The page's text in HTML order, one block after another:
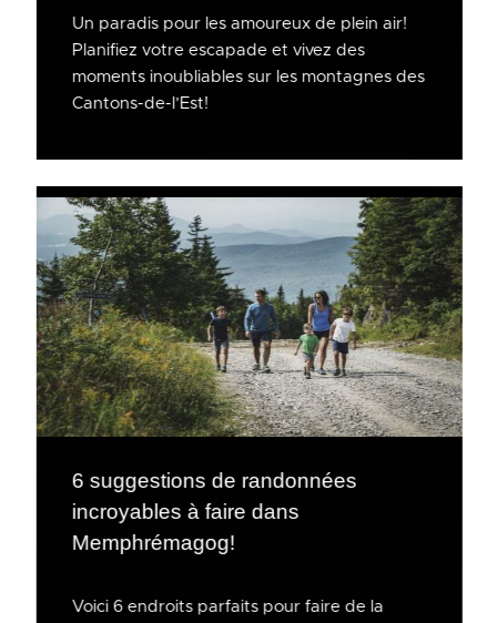
Un paradis pour les amoureux de plein air!
Planifiez votre escapade et vivez des
moments inoubliables sur les montagnes des
Cantons-de-l’Est!
6 suggestions de randonnées
incroyables à faire dans
Memphrémagog!
Voici 6 endroits parfaits pour faire de la